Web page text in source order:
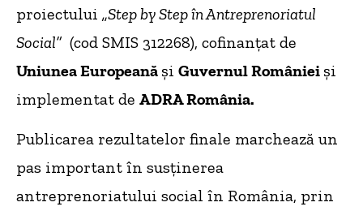
proiectului „Step by Step în Antreprenoriatul
Social” (cod SMIS 312268), cofinanțat de
Uniunea Europeană și Guvernul României și
implementat de ADRA România.
Publicarea rezultatelor finale marchează un
pas important în susținerea
antreprenoriatului social în România, prin